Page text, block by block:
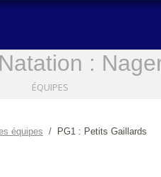
:
ÉQUIPES
équipes PG1 : Petits Gaillards